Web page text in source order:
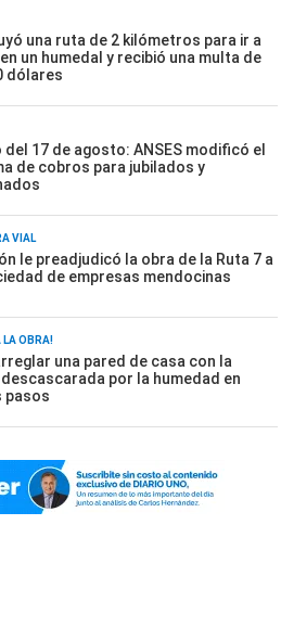
una ruta de 2 kilómetros para ir a
un humedal y recibió una multa de
dólares
del 17 de agosto: ANSES modificó el
de cobros para jubilados y
VIAL
le preadjudicó la obra de la Ruta 7 a
de empresas mendocinas
LA OBRA!
una pared de casa con la
por la humedad en
pasos